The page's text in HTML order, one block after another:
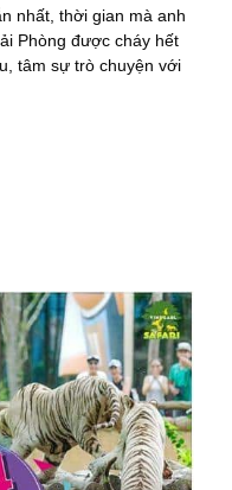
nhất, thời gian mà anh
Phòng được cháy hết
tâm sự trò chuyện với